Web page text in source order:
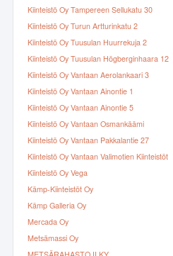
Kiinteistö Oy Tampereen Sellukatu 30
Kiinteistö Oy Turun Artturinkatu 2
Kiinteistö Oy Tuusulan Huurrekuja 2
Kiinteistö Oy Tuusulan Högberginhaara 12
Kiinteistö Oy Vantaan Aerolankaari 3
Kiinteistö Oy Vantaan Ainontie 1
Kiinteistö Oy Vantaan Ainontie 5
Kiinteistö Oy Vantaan Osmankäämi
Kiinteistö Oy Vantaan Pakkalantie 27
Kiinteistö Oy Vantaan Valimotien Kiinteistöt
Kiinteistö Oy Vega
Kämp-Kiinteistöt Oy
Kämp Galleria Oy
Mercada Oy
Metsämassi Oy